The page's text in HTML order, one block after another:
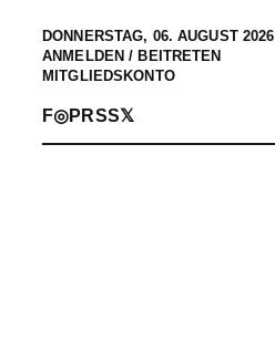
DONNERSTAG, 06. AUGUST 2026
ANMELDEN / BEITRETEN
MITGLIEDSKONTO
F◎PRSS𝕏